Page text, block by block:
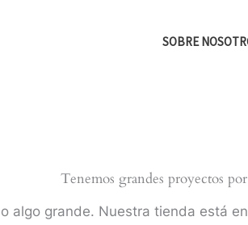
SOBRE
Tenemos grandes proyectos
algo grande. Nuestra tienda está